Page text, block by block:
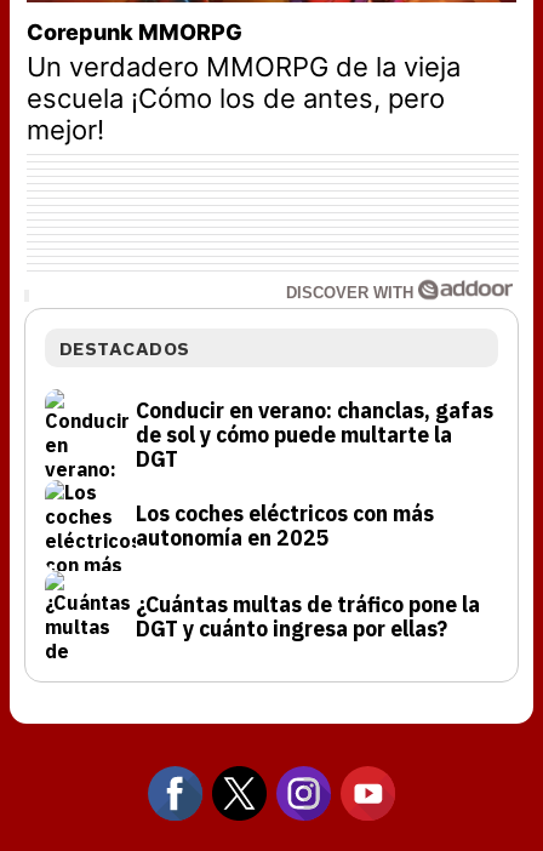
Corepunk MMORPG
Un verdadero MMORPG de la vieja
escuela ¡Cómo los de antes, pero
mejor!
DISCOVER WITH
DESTACADOS
Conducir en verano: chanclas, gafas
de sol y cómo puede multarte la
DGT
Los coches eléctricos con más
autonomía en 2025
¿Cuántas multas de tráfico pone la
DGT y cuánto ingresa por ellas?